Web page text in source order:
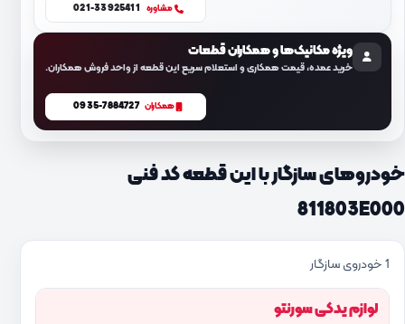
مشاوره 021-33925411
ویژه مکانیک‌ها و همکاران قطعات
خرید عمده، قیمت همکاری و استعلام سریع این قطعه از واحد فروش همکاران.
همکاران 0935-7884727
خودروهای سازگار با این قطعه کد فنی
811803E000
1 خودروی سازگار
لوازم یدکی سورنتو